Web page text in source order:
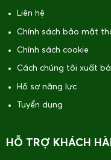
Liên hệ
Chính sách bảo mật
Chính sách cookie
Cách chúng tôi xuất
Hồ sơ năng lực
Tuyển dụng
HỖ TRỢ KHÁCH